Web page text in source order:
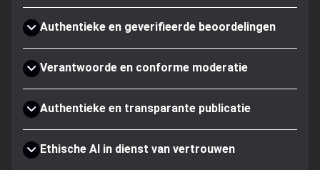
Authentieke en geverifieerde beoordelingen
Verantwoorde en conforme moderatie
Authentieke en transparante publicatie
Ethische AI in dienst van vertrouwen